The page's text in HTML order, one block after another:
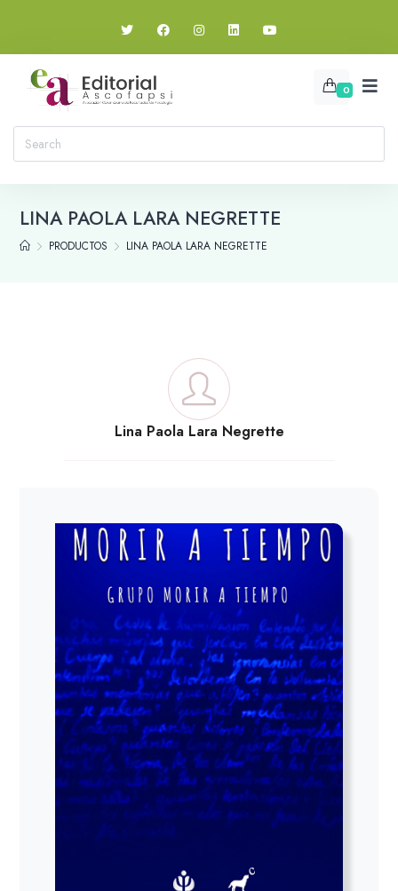
0
LINA PAOLA LARA NEGRETTE
PRODUCTOS LINA PAOLA LARA NEGRETTE
Lina Paola Lara Negrette